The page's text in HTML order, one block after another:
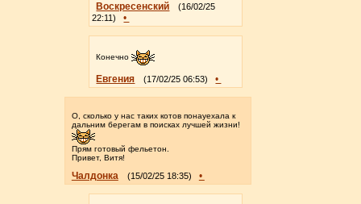
Воскресенский
(16/02/25
22:11)
•
Конечно
Евгения (17/02/25 06:53) •
О, сколько у нас таких котов понауехала к
дальним берегам в поисках лучшей жизни!
Прям готовый фельетон.
Привет, Витя!
Чалдонка (15/02/25 18:35) •